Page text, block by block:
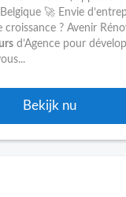
🚀 Envie
croissance ? Avenir
d’Agence pour
Bekijk nu